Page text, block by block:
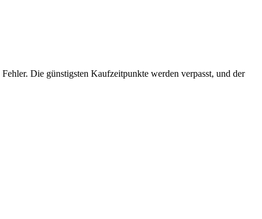
Die günstigsten Kaufzeitpunkte werden verpasst, und der